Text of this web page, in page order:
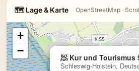
🗺 Lage & Karte OpenStreetMap ·
🧖 Kur und Tourismus
Schleswig-Holstein,
+
−